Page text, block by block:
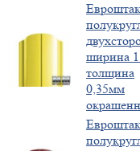
ширина
толщина
0,35мм